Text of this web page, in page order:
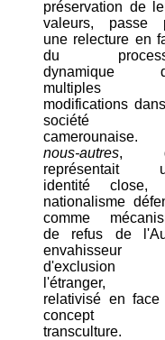
préservation de
valeurs, passe
une relecture en
du
dynamique
multiples
modifications
société
camerounaise.
nous-autres,
représentait
identité close,
nationalisme
comme
de refus de
envahisseur
d'exclusion
l'étranger,
relativisé en face
concept
transculture.